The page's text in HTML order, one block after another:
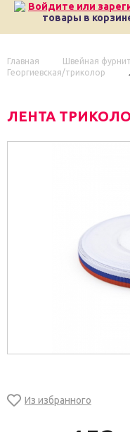
Войдите или
товары в
Главная Швейная
Георгиевская/триколор
ЛЕНТА